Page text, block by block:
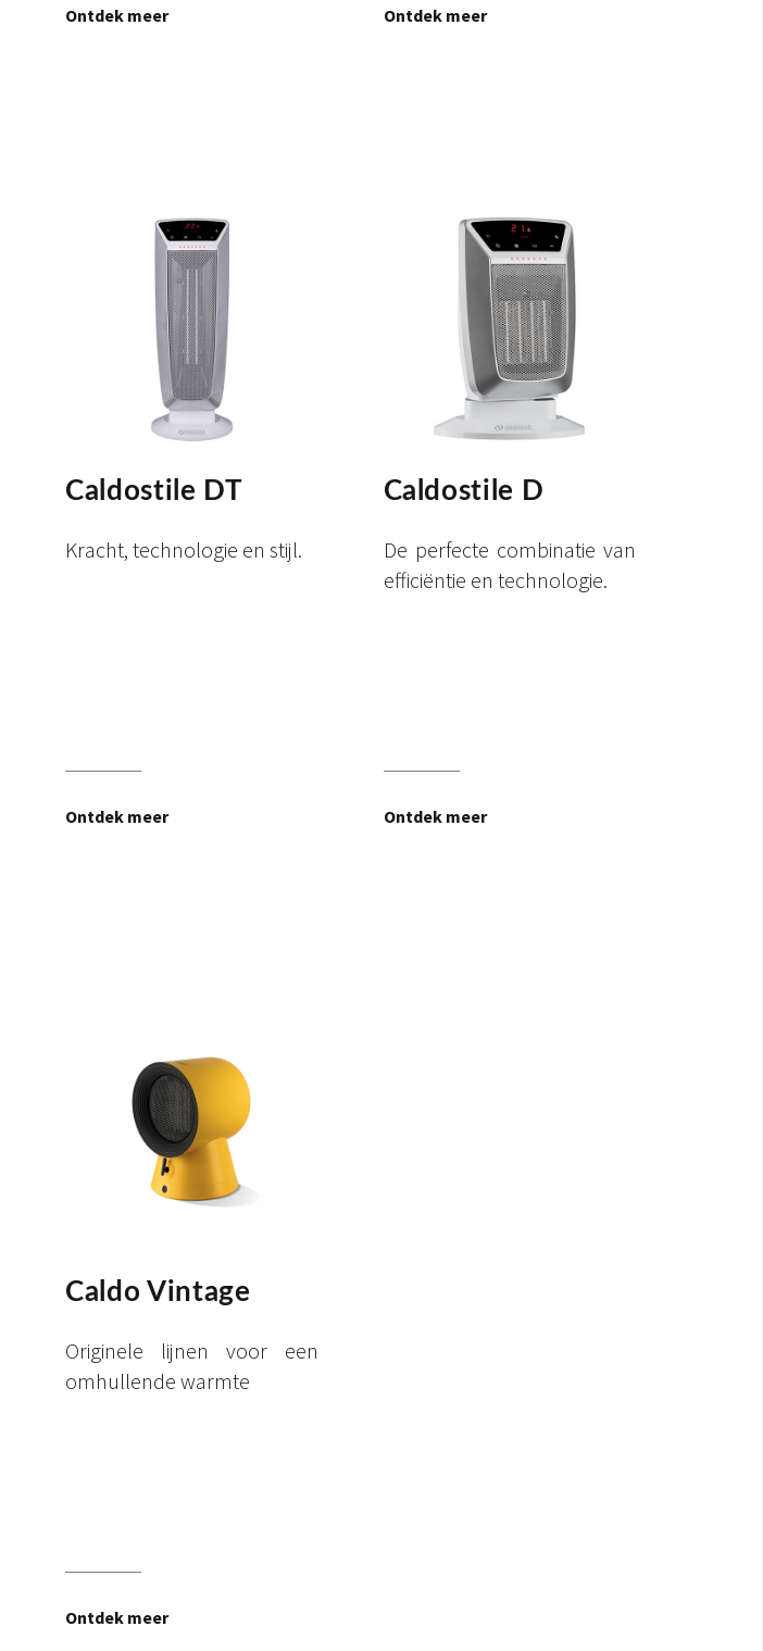
Ontdek meer Ontdek meer
Caldostile DT
Kracht, technologie en stijl.
Ontdek meer
Caldostile D
De perfecte combinatie van
efficiëntie en technologie.
Ontdek meer
Caldo Vintage
Originele lijnen voor een
omhullende warmte
Ontdek meer